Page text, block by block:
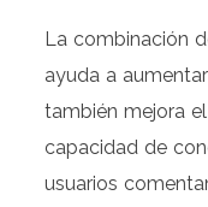
La combinación
ayuda a
también mejora
capacidad de
usuarios